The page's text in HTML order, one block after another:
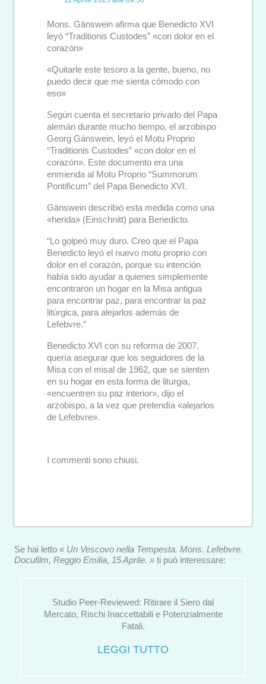
Mons. Gänswein afirma que Benedicto XVI
leyó “Traditionis Custodes” «con dolor en el
corazón»
«Quitarle este tesoro a la gente, bueno, no
puedo decir que me sienta cómodo con
eso»
Según cuenta el secretario privado del Papa
alemán durante mucho tiempo, el arzobispo
Georg Gänswein, leyó el Motu Proprio
“Traditionis Custodes” «con dolor en el
corazón». Este documento era una
enmienda al Motu Proprio “Summorum
Pontificum” del Papa Benedicto XVI.
Gänswein describió esta medida como una
«herida» (Einschnitt) para Benedicto.
“Lo golpeó muy duro. Creo que el Papa
Benedicto leyó el nuevo motu proprio con
dolor en el corazón, porque su intención
había sido ayudar a quienes simplemente
encontraron un hogar en la Misa antigua
para encontrar paz, para encontrar la paz
litúrgica, para alejarlos además de
Lefebvre.”
Benedicto XVI con su reforma de 2007,
quería asegurar que los seguidores de la
Misa con el misal de 1962, que se sienten
en su hogar en esta forma de liturgia,
«encuentren su paz interior», dijo el
arzobispo, a la vez que pretendía «alejarlos
de Lefebvre».
I commenti sono chiusi.
Se hai letto « Un Vescovo nella Tempesta. Mons. Lefebvre.
Docufilm, Reggio Emilia, 15 Aprile. » ti può interessare:
Studio Peer-Reviewed: Ritirare il Siero dal
Mercato, Rischi Inaccettabili e Potenzialmente
Fatali.
LEGGI TUTTO